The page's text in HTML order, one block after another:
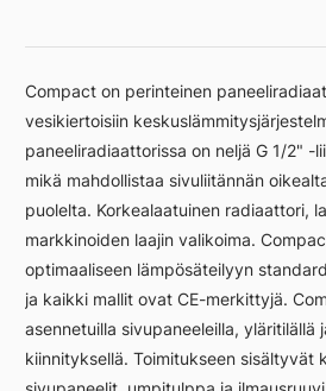
COMPACT
määrä
Compact on perinteinen
vesikiertoisiin
paneeliradiaattorissa on neljä G 1/2" -
mikä mahdollistaa sivuliitännän
puolelta. Korkealaatuinen radiaattori,
markkinoiden laajin valikoima.
optimaaliseen lämpösäteilyyn
ja kaikki mallit ovat CE-merkittyjä.
asennetuilla sivupaneeleilla, yläritilällä
kiinnityksellä. Toimitukseen sisältyvät